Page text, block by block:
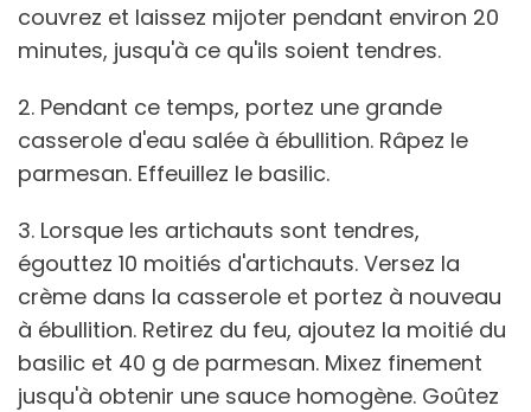
couvrez et laissez mijoter pendant environ 20
minutes, jusqu'à ce qu'ils soient tendres.
2. Pendant ce temps, portez une grande
casserole d'eau salée à ébullition. Râpez le
parmesan. Effeuillez le basilic.
3. Lorsque les artichauts sont tendres,
égouttez 10 moitiés d'artichauts. Versez la
crème dans la casserole et portez à nouveau
à ébullition. Retirez du feu, ajoutez la moitié du
basilic et 40 g de parmesan. Mixez finement
jusqu'à obtenir une sauce homogène. Goûtez